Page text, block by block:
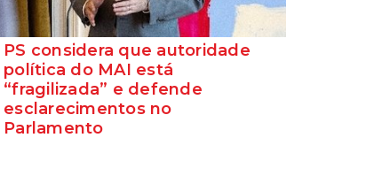
PS considera que autoridade
política do MAI está
“fragilizada” e defende
esclarecimentos no
Parlamento